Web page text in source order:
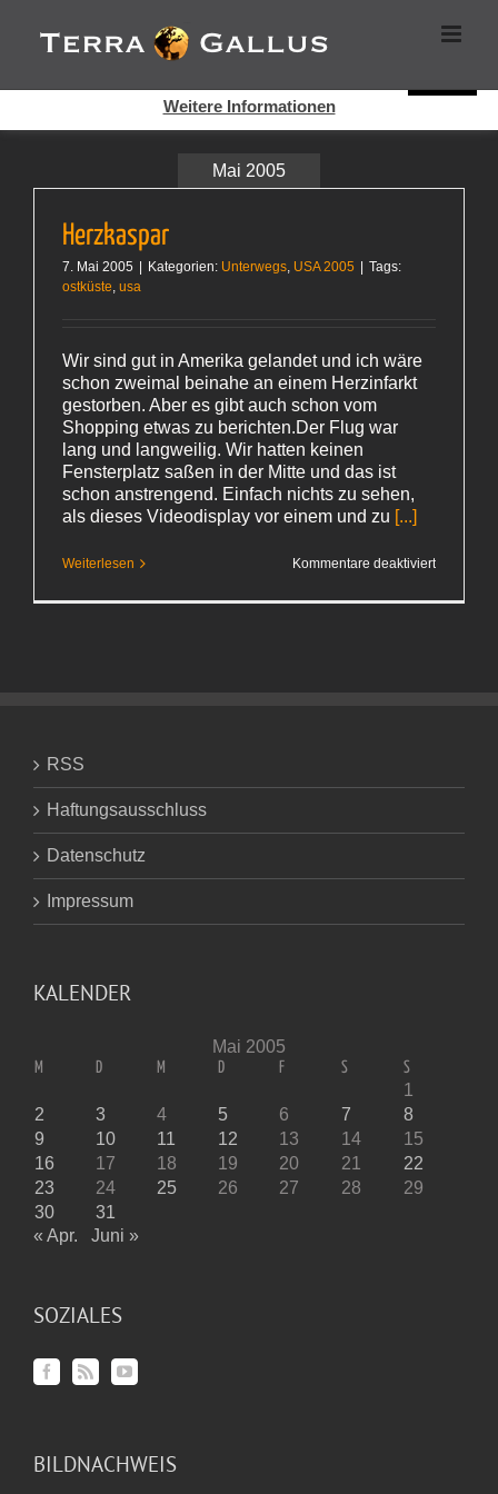
Inhalt
springen
Mai 2005
Herzkaspar
7. Mai 2005 Kategorien: Unterwegs, USA 2005
Tags:
ostküste, usa
Wir sind gut in Amerika gelandet und ich wäre
schon zweimal beinahe an einem Herzinfarkt
gestorben. Aber es gibt auch schon vom
Shopping etwas zu berichten.Der Flug war
lang und langweilig. Wir hatten keinen
Fensterplatz saßen in der Mitte und das ist
schon anstrengend. Einfach nichts zu sehen,
als dieses Videodisplay vor einem und zu [...]
Weiterlesen Kommentare deaktiviertfür
RSS
Haftungsausschluss
Datenschutz
Impressum
KALENDER
Mai 2005
M D M D F S S
1
2
3 4 5 6 7
8
9
10 11 12 13 14
15
16
17 18 19 20 21
22
23
24 25 26 27 28
29
30
31
« Apr.
Juni »
SOZIALES
BILDNACHWEIS
Cookies helfen auf auf dieser Seite bei der Bereitstellung der
Dienste. Durch die Nutzung dieser Webseite erklären Sie sich
Weitere Informationen